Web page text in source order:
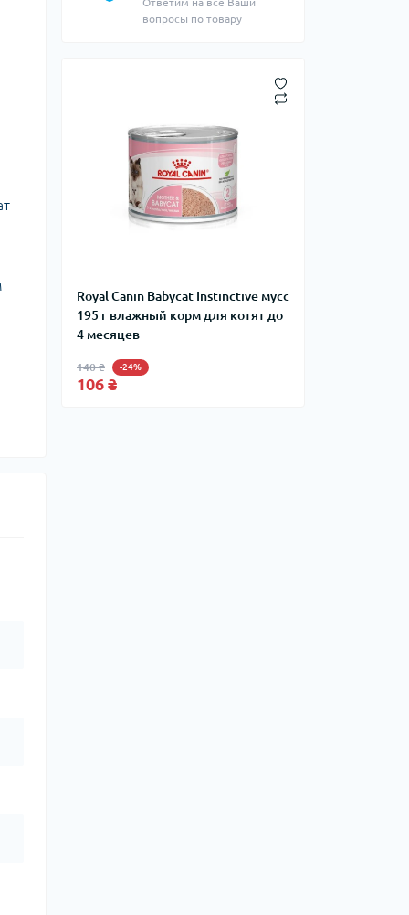
вопросы по товару
Royal Canin Babycat Instinctive мусс
195 г влажный корм для котят до
4 месяцев
140 ₴ -24%
106 ₴